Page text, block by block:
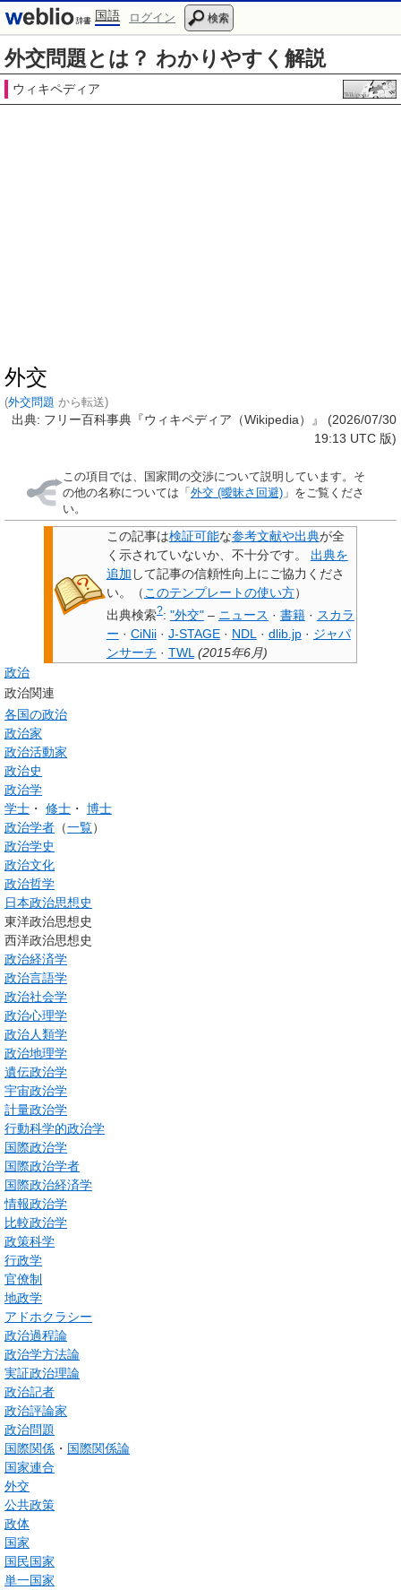
国語 ログイン 検索
外交問題とは？ わかりやすく解説
ウィキペディア
外交
(外交問題 から転送)
出典: フリー百科事典『ウィキペディア（Wikipedia）』 (2026/07/30
19:13 UTC 版)
この項目では、国家間の交渉について説明しています。そ
の他の名称については「外交 (曖昧さ回避) 」をご覧くださ
い。
この記事は検証可能な参考文献や出典が全
く示されていないか、不十分です。
出典を
追加 して記事の信頼性向上にご協力くださ
い。
（ このテンプレートの使い方）
出典検索?: "外交" – ニュース · 書籍 · スカラ
ー · CiNii · J-STAGE · NDL · dlib.jp · ジャパ
ンサーチ · TWL (2015年6月)
政治
政治関連
各国の政治
政治家
政治活動家
政治史
政治学
学士 ・ 修士 ・ 博士
政治学者 （一覧）
政治学史
政治文化
政治哲学
日本政治思想史
東洋政治思想史
西洋政治思想史
政治経済学
政治言語学
政治社会学
政治心理学
政治人類学
政治地理学
遺伝政治学
宇宙政治学
計量政治学
行動科学的政治学
国際政治学
国際政治学者
国際政治経済学
情報政治学
比較政治学
政策科学
行政学
官僚制
地政学
アドホクラシー
政治過程論
政治学方法論
実証政治理論
政治記者
政治評論家
政治問題
国際関係 ・ 国際関係論
国家連合
外交
公共政策
政体
国家
国民国家
単一国家